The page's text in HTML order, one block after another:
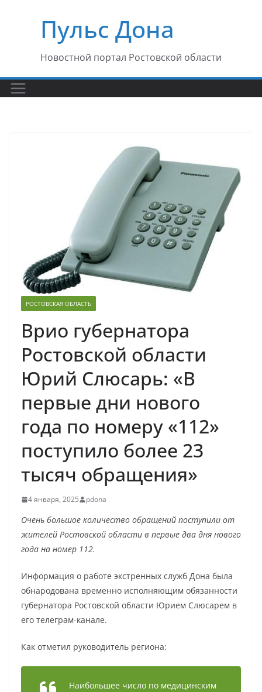
содержимомуПульс Дона
Новостной портал Ростовской области
РОСТОВСКАЯ ОБЛАСТЬ
Врио губернатора
Ростовской области
Юрий Слюсарь: «В
первые дни нового
года по номеру «112»
поступило более 23
тысяч обращения»
4 января, 2025 pdona
Очень большое количество обращений поступили от
жителей Ростовской области в первые два дня нового
года на номер 112.
Информация о работе экстренных служб Дона была
обнародована временно исполняющим обязанности
губернатора Ростовской области Юрием Слюсарем в
его телеграм-канале.
Как отметил руководитель региона:
Наибольшее число по медицинским